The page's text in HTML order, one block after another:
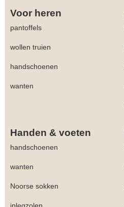
Voor heren
pantoffels
wollen truien
handschoenen
wanten
Handen & voeten
handschoenen
wanten
Noorse sokken